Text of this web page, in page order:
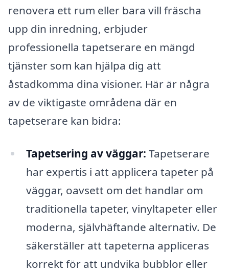
renovera ett rum eller bara vill fräscha
upp din inredning, erbjuder
professionella tapetserare en mängd
tjänster som kan hjälpa dig att
åstadkomma dina visioner. Här är några
av de viktigaste områdena där en
tapetserare kan bidra:
Tapetsering av väggar: Tapetserare
har expertis i att applicera tapeter på
väggar, oavsett om det handlar om
traditionella tapeter, vinyltapeter eller
moderna, självhäftande alternativ. De
säkerställer att tapeterna appliceras
korrekt för att undvika bubblor eller